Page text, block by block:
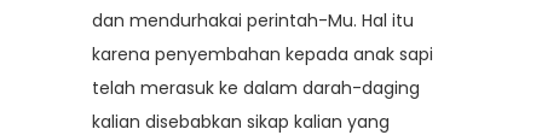
dan mendurhakai perintah-Mu. Hal itu
karena penyembahan kepada anak sapi
telah merasuk ke dalam darah-daging
kalian disebabkan sikap kalian yang